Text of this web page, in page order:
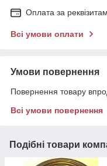
Оплата за
Всі умови оплати
Умови повернення
Повернення товару
Всі умови повернення
Подібні товари